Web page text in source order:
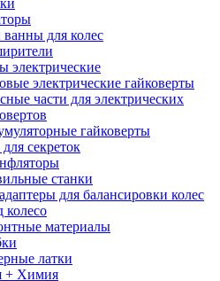
для колес
электрические
электрические гайковерты
части для электрических
гайковерты
секреток
станки
для балансировки колес
материалы
латки
+ Химия